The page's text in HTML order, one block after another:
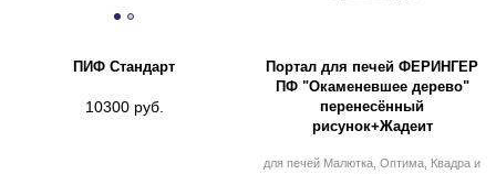
ПИФ Стандарт
10300 руб.
Портал для печей ФЕРИНГЕР
ПФ "Окаменевшее дерево"
перенесённый
рисунок+Жадеит
для печей Малютка, Оптима, Квадра и